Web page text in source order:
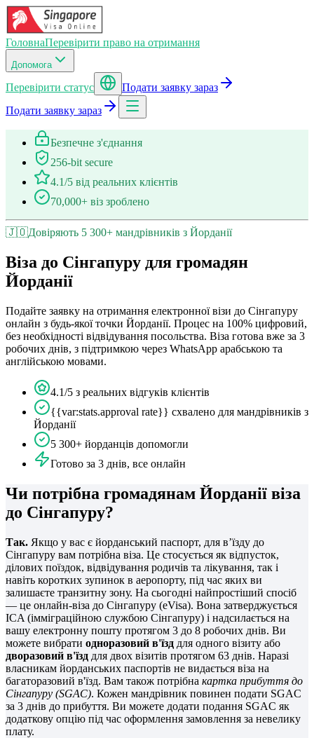
ГоловнаПеревірити право на отримання
Допомога
Перевірити статус
Подати заявку зараз
Подати заявку зараз
Безпечне з'єднання
256-bit secure
4.1/5 від реальних клієнтів
70,000+ віз зроблено
🇯🇴Довіряють 5 300+ мандрівників з Йорданії
Віза до Сінгапуру для громадян
Йорданії
Подайте заявку на отримання електронної візи до Сінгапуру
онлайн з будь-якої точки Йорданії. Процес на 100% цифровий,
без необхідності відвідування посольства. Віза готова вже за 3
робочих днів, з підтримкою через WhatsApp арабською та
англійською мовами.
4.1/5 з реальних відгуків клієнтів
{{var:stats.approval rate}} схвалено для мандрівників з
Йорданії
5 300+ йорданців допомогли
Готово за 3 днів, все онлайн
Чи потрібна громадянам Йорданії віза
до Сінгапуру?
Так. Якщо у вас є йорданський паспорт, для в’їзду до
Сінгапуру вам потрібна віза. Це стосується як відпусток,
ділових поїздок, відвідування родичів та лікування, так і
навіть коротких зупинок в аеропорту, під час яких ви
залишаєте транзитну зону. На сьогодні найпростіший спосіб
— це онлайн-віза до Сінгапуру (eVisa). Вона затверджується
ICA (імміграційною службою Сінгапуру) і надсилається на
вашу електронну пошту протягом 3 до 8 робочих днів. Ви
можете вибрати одноразовий в'їзд для одного візиту або
дворазовий в'їзд для двох візитів протягом 63 днів. Наразі
власникам йорданських паспортів не видається віза на
багаторазовий в'їзд. Вам також потрібна картка прибуття до
Сінгапуру (SGAC). Кожен мандрівник повинен подати SGAC
за 3 днів до прибуття. Ви можете додати подання SGAC як
додаткову опцію під час оформлення замовлення за невелику
плату.